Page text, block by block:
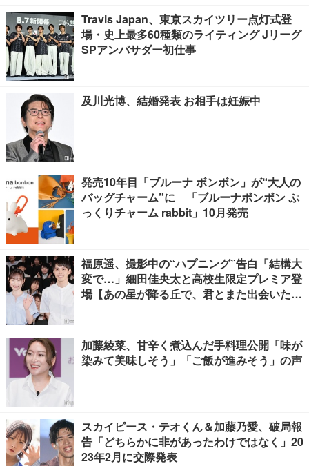
Travis Japan、東京スカイツリー点灯式登
場・史上最多60種類のライティング Jリーグ
SPアンバサダー初仕事
及川光博、結婚発表 お相手は妊娠中
発売10年目「ブルーナ ボンボン」が“大人の
バッグチャーム”に 「ブルーナボンボン ぷ
っくりチャーム rabbit」10月発売
福原遥、撮影中の“ハプニング”告白「結構大
変で…」細田佳央太と高校生限定プレミア登
場【あの星が降る丘で、君とまた出会いた
加藤綾菜、甘辛く煮込んだ手料理公開「味が
染みて美味しそう」「ご飯が進みそう」の声
スカイピース・テオくん＆加藤乃愛、破局報
告「どちらかに非があったわけではなく」20
23年2月に交際発表